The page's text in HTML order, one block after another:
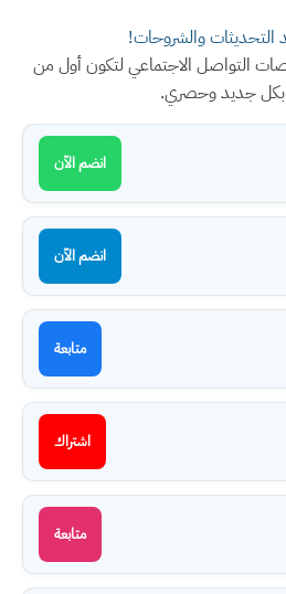
التحديثات والشروحات!
التواصل الاجتماعي لتكون أول من
جديد وحصري.
انضم الآن
انضم الآن
متابعة
اشتراك
متابعة